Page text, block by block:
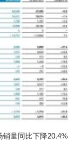
量同比下降20.4%